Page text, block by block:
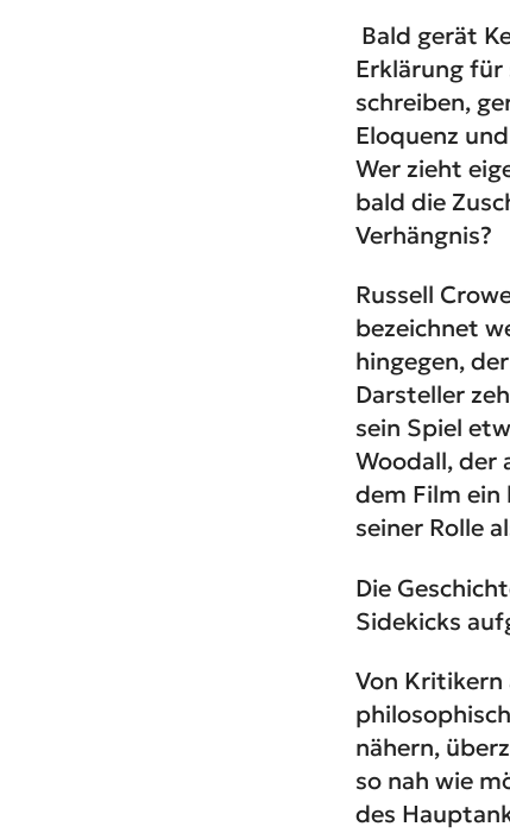
Bald gerät
Erklärung für
schreiben,
Eloquenz
Wer zieht
bald die
Verhängnis?
Russell
bezeichnet
hingegen,
Darsteller
sein Spiel
Woodall, der
dem Film ein
seiner Rolle
Die
Sidekicks
Von Kritikern
nähern,
so nah wie
des